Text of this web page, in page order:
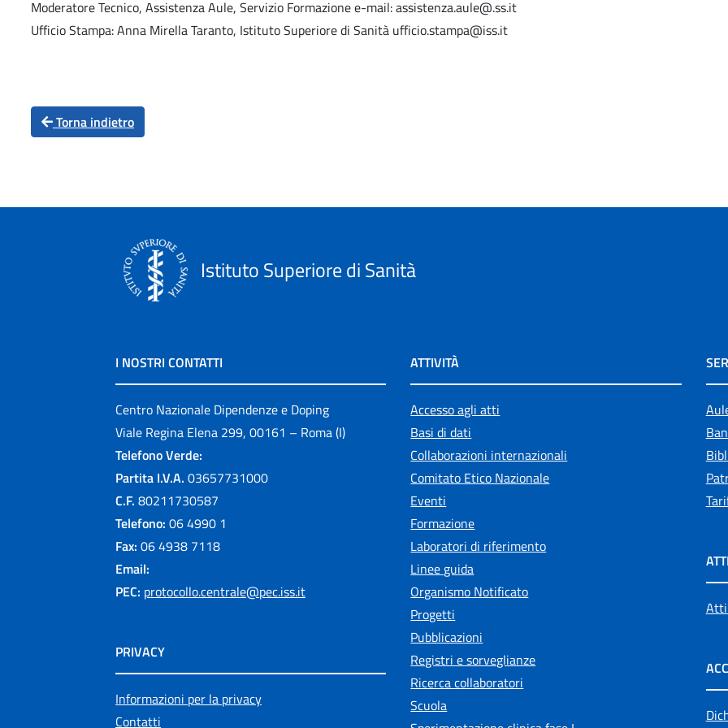
Moderatore Tecnico, Assistenza Aule, Servizio Formazione e-mail: assistenza.aule@.ss.it
Ufficio Stampa: Anna Mirella Taranto, Istituto Superiore di Sanità ufficio.stampa@iss.it
Torna indietro
Istituto Superiore di Sanità
I NOSTRI CONTATTI
Centro Nazionale Dipendenze e Doping
Viale Regina Elena 299, 00161 – Roma (I)
Telefono Verde:
Partita I.V.A. 03657731000
C.F. 80211730587
Telefono: 06 4990 1
Fax: 06 4938 7118
Email:
PEC: protocollo.centrale@pec.iss.it
PRIVACY
Informazioni per la privacy
Contatti
ATTIVITÀ
Accesso agli atti
Basi di dati
Collaborazioni internazionali
Comitato Etico Nazionale
Eventi
Formazione
Laboratori di riferimento
Linee guida
Organismo Notificato
Progetti
Pubblicazioni
Registri e sorveglianze
Ricerca collaboratori
Scuola
Atti